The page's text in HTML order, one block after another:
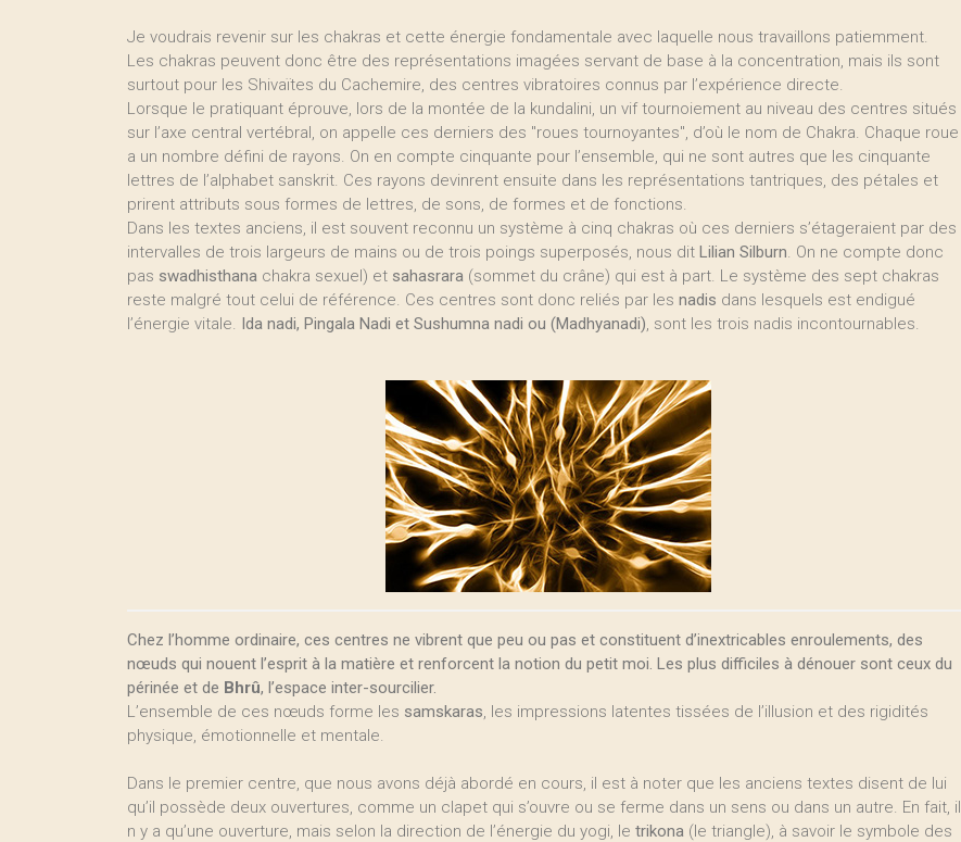
Je voudrais revenir sur les chakras et cette énergie fondamentale avec laquelle nous travaillons patiemment.
Les chakras peuvent donc être des représentations imagées servant de base à la concentration, mais ils sont
surtout pour les Shivaïtes du Cachemire, des centres vibratoires connus par l’expérience directe.
Lorsque le pratiquant éprouve, lors de la montée de la kundalini, un vif tournoiement au niveau des centres situés
sur l’axe central vertébral, on appelle ces derniers des "roues tournoyantes", d’où le nom de Chakra. Chaque roue
a un nombre défini de rayons. On en compte cinquante pour l’ensemble, qui ne sont autres que les cinquante
lettres de l’alphabet sanskrit. Ces rayons devinrent ensuite dans les représentations tantriques, des pétales et
prirent attributs sous formes de lettres, de sons, de formes et de fonctions.
Dans les textes anciens, il est souvent reconnu un système à cinq chakras où ces derniers s’étageraient par des
intervalles de trois largeurs de mains ou de trois poings superposés, nous dit Lilian Silburn. On ne compte donc
pas swadhisthana chakra sexuel) et sahasrara (sommet du crâne) qui est à part. Le système des sept chakras
reste malgré tout celui de référence. Ces centres sont donc reliés par les nadis dans lesquels est endigué
l’énergie vitale. Ida nadi, Pingala Nadi et Sushumna nadi ou (Madhyanadi), sont les trois nadis incontournables.
Chez l’homme ordinaire, ces centres ne vibrent que peu ou pas et constituent d’inextricables enroulements, des
nœuds qui nouent l’esprit à la matière et renforcent la notion du petit moi. Les plus difficiles à dénouer sont ceux du
périnée et de Bhrû, l’espace inter-sourcilier.
L’ensemble de ces nœuds forme les samskaras, les impressions latentes tissées de l’illusion et des rigidités
physique, émotionnelle et mentale.
Dans le premier centre, que nous avons déjà abordé en cours, il est à noter que les anciens textes disent de lui
qu’il possède deux ouvertures, comme un clapet qui s’ouvre ou se ferme dans un sens ou dans un autre. En fait, il
n y a qu’une ouverture, mais selon la direction de l’énergie du yogi, le trikona (le triangle), à savoir le symbole des